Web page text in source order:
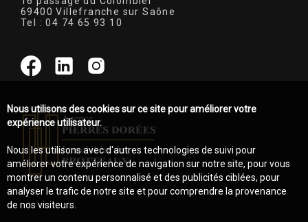
69400 Villefranche sur Saône
Tel :04 74 65 93 10
Nous utilisons des cookies sur ce site pour améliorer votre
expérience utilisateur.
Nous les utilisons avec d'autres technologies de suivi pour
améliorer votre expérience de navigation sur notre site, pour vous
montrer un contenu personnalisé et des publicités ciblées, pour
analyser le trafic de notre site et pour comprendre la provenance
de nos visiteurs.